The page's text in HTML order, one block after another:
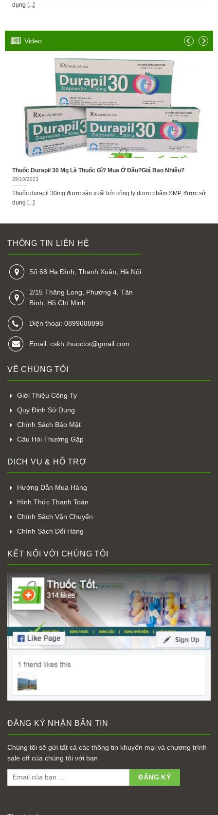
dụng [...]
Video
Thuốc Durapil 30 Mg Là Thuốc Gì? Mua Ở Đâu?Giá Bao Nhiêu?
29/10/2023
Thuốc durapil 30mg được sản xuất bởi công ty dược phẩm SMP, được sử
dụng [...]
THÔNG TIN LIÊN HỆ
Số 68 Hạ Đình, Thanh Xuân, Hà Nội
2/15 Thăng Long, Phường 4, Tân
Bình, Hồ Chí Minh
Điện thoại: 0899688898
Email: cskh.thuoctot@gmail.com
VỀ CHÚNG TÔI
Giới Thiệu Công Ty
Quy Định Sử Dụng
Chính Sách Bảo Mật
Câu Hỏi Thường Gặp
DỊCH VỤ & HỖ TRỢ
Hướng Dẫn Mua Hàng
Hình Thức Thanh Toán
Chính Sách Vận Chuyển
Chính Sách Đổi Hàng
KẾT NỐI VỚI CHÚNG TÔI
ĐĂNG KÝ NHẬN BẢN TIN
Chúng tôi sẽ gửi tất cả các thông tin khuyến mại và chương trình
sale off của chúng tôi với bạn